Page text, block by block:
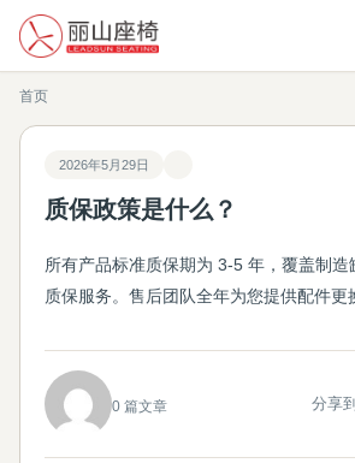
首页
2026年5月29日
质保政策是什么？
所有产品标准质保期为 3-5 年，覆盖制造
质保服务。售后团队全年为您提供配件更
0 篇文章 分享